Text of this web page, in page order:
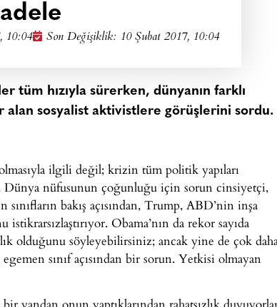
10:04 Son Değişiklik: 10 Şubat 2017, 10:04
tüm hızıyla sürerken, dünyanın farklı
sosyalist aktivistlere görüşlerini sordu.
ilgili değil; krizin tüm politik yapıları
Dünya nüfusunun çoğunluğu için sorun cinsiyetçi,
bakış açısından, Trump, ABD’nin inşa
Obama’nın da rekor sayıda
olduğunu söyleyebilirsiniz; ancak yine de çok
sınıf açısından bir sorun. Yetkisi olmayan